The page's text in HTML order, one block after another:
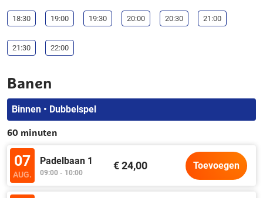
18:30 19:00 19:30 20:00 20:30 21:00
21:30 22:00
Banen
Binnen • Dubbelspel
60 minuten
07
AUG.
Padelbaan 1
09:00 - 10:00
€ 24,00 Toevoegen